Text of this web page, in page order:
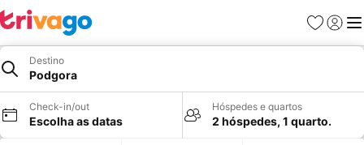
Favoritos
Iniciar
Destino
Podgora
Check-in/out
Escolha as datas
Hóspedes e quartos
2 hóspedes, 1 quarto.